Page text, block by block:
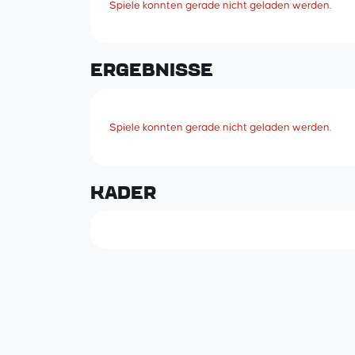
Spiele konnten gerade nicht geladen werden.
ERGEBNISSE
Spiele konnten gerade nicht geladen werden.
KADER